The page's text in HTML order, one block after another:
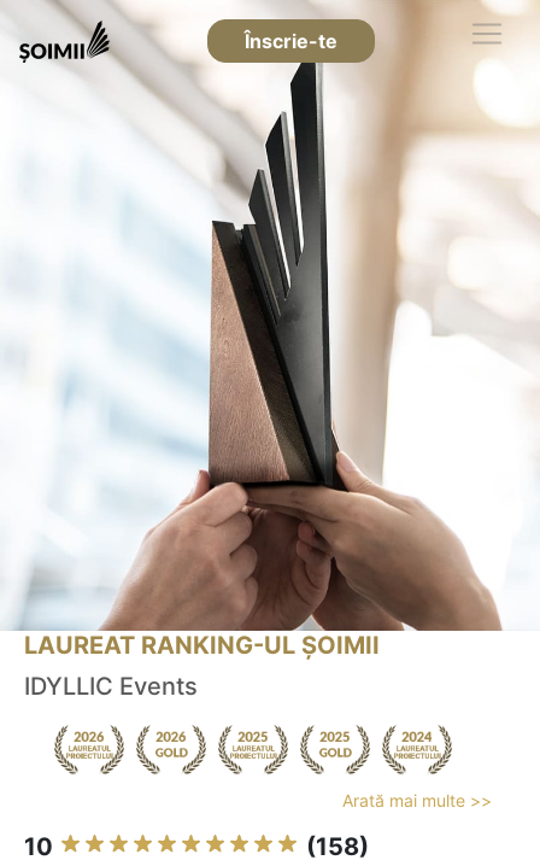
Înscrie-te
LAUREAT RANKING-UL ȘOIMII
IDYLLIC Events
Arată mai multe >>
10 (158)